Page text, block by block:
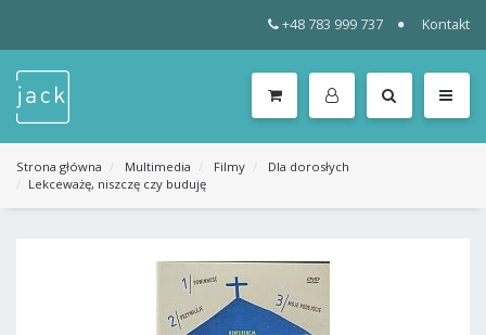
+48 783 999 737 Kontakt
KATEGORIE
MENU
Strona główna Multimedia Filmy
Dla dorosłych
Lekceważę, niszczę czy buduję